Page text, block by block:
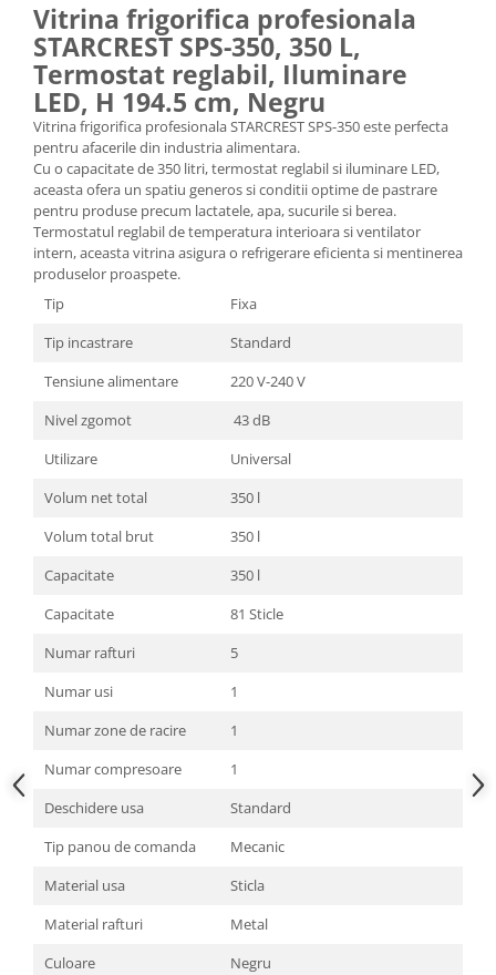
Vitrina frigorifica profesionala
STARCREST SPS-350, 350 L,
Termostat reglabil, Iluminare
LED, H 194.5 cm, Negru
Vitrina frigorifica profesionala STARCREST SPS-350 este perfecta
pentru afacerile din industria alimentara.
Cu o capacitate de 350 litri, termostat reglabil si iluminare LED,
aceasta ofera un spatiu generos si conditii optime de pastrare
pentru produse precum lactatele, apa, sucurile si berea.
Termostatul reglabil de temperatura interioara si ventilator
intern, aceasta vitrina asigura o refrigerare eficienta si mentinerea
produselor proaspete.
Tip
Fixa
Tip incastrare
Standard
Tensiune alimentare
220 V-240 V
Nivel zgomot
43 dB
Utilizare
Universal
Volum net total
350 l
Volum total brut
350 l
Capacitate
350 l
Capacitate
81 Sticle
Numar rafturi
5
Numar usi
1
Numar zone de racire
1
Numar compresoare
1
Deschidere usa
Standard
Tip panou de comanda
Mecanic
Material usa
Sticla
Material rafturi
Metal
Culoare
Negru